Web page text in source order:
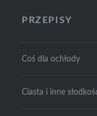
PRZEPISY
Coś dla ochłody
Ciasta i inne